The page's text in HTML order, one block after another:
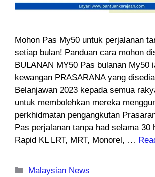
Mohon Pas My50 untuk perjalanan
setiap bulan! Panduan cara mohon
BULANAN MY50 Pas bulanan My50
kewangan PRASARANA yang
Belanjawan 2023 kepada semua
untuk membolehkan mereka
perkhidmatan pengangkutan
Pas perjalanan tanpa had selama 30
Rapid KL LRT, MRT, Monorel, …
Categories
Malaysian News